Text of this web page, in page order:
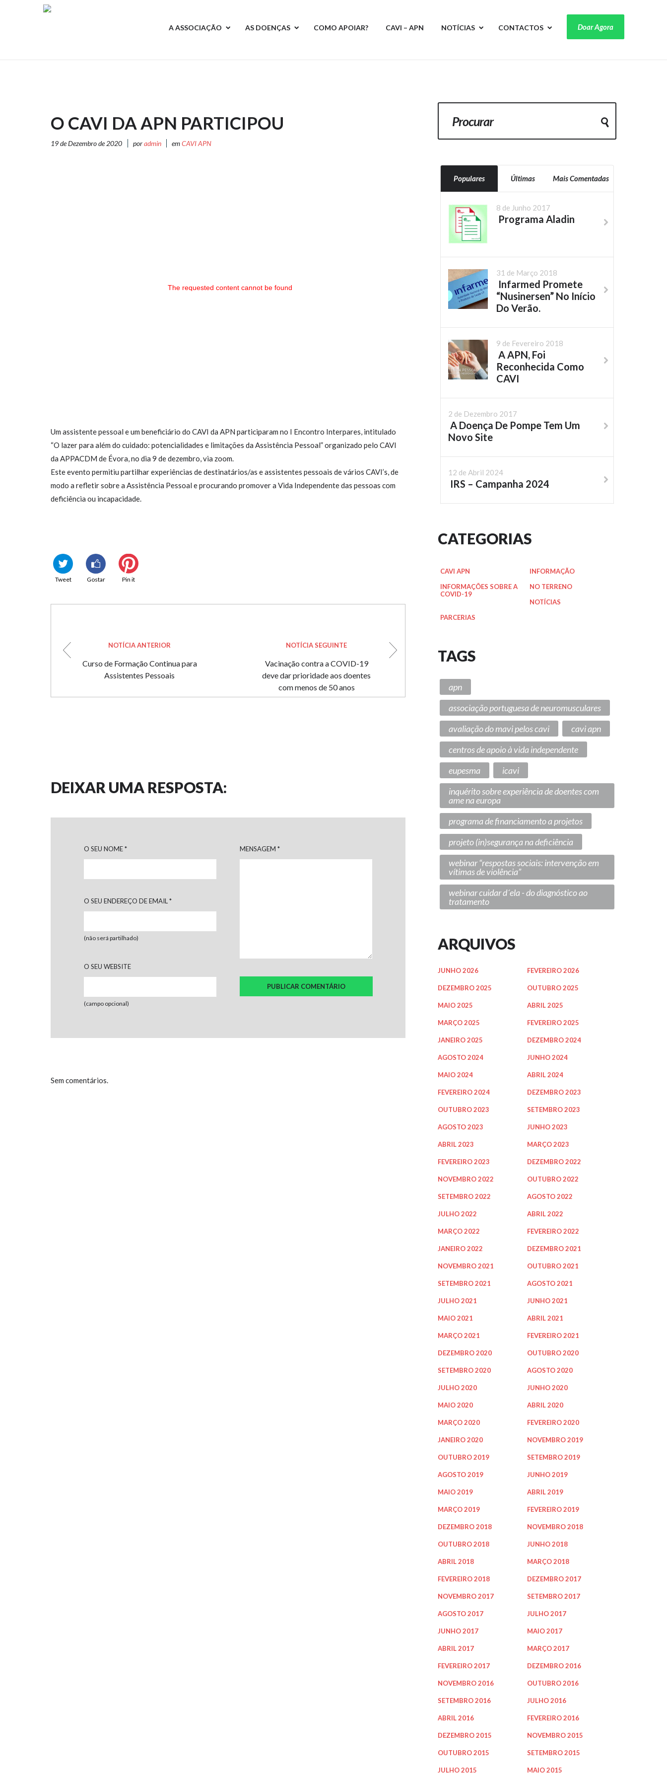
A ASSOCIAÇÃO AS DOENÇAS COMO APOIAR? CAVI – APN NOTÍCIAS CONTACTOS Doar Agora
O CAVI DA APN PARTICIPOU
19 de Dezembro de 2020 poradmin emCAVI APN
The requested content cannot be found
Um assistente pessoal e um beneficiário do CAVI da APN participaram no I Encontro Interpares, intitulado
“O lazer para além do cuidado: potencialidades e limitações da Assistência Pessoal” organizado pelo CAVI
da APPACDM de Évora, no dia 9 de dezembro, via zoom.
Este evento permitiu partilhar experiências de destinatários/as e assistentes pessoais de vários CAVI’s, de
modo a refletir sobre a Assistência Pessoal e procurando promover a Vida Independente das pessoas com
deficiência ou incapacidade.
Tweet Gostar Pin it
NOTÍCIA ANTERIOR
Curso de Formação Continua para
Assistentes Pessoais
NOTÍCIA SEGUINTE
Vacinação contra a COVID-19
deve dar prioridade aos doentes
com menos de 50 anos
DEIXAR UMA RESPOSTA:
MENSAGEM *
O SEU NOME*
O SEU ENDEREÇO DE EMAIL *
(não será partilhado)
O SEU WEBSITE
(campo opcional)
Sem comentários.
Populares Últimas Mais Comentadas
8 de Junho 2017
Programa Aladin
31 de Março 2018
Infarmed Promete
“Nusinersen” No Início
Do Verão.
9 de Fevereiro 2018
A APN, Foi
Reconhecida Como
CAVI
2 de Dezembro 2017
A Doença De Pompe Tem Um
Novo Site
12 de Abril 2024
IRS – Campanha 2024
CATEGORIAS
CAVI APN
INFORMAÇÃO
INFORMAÇÕES SOBRE A
COVID-19
NO TERRENO
NOTÍCIAS
PARCERIAS
TAGS
apn
associação portuguesa de neuromusculares
avaliação do mavi pelos cavi
cavi apn
centros de apoio à vida independente
eupesma
icavi
inquérito sobre experiência de doentes com
ame na europa
programa de financiamento a projetos
projeto (in)segurança na deficiência
webinar “respostas sociais: intervenção em
vítimas de violência”
webinar cuidar d´ela - do diagnóstico ao
tratamento
ARQUIVOS
JUNHO 2026 FEVEREIRO 2026
DEZEMBRO 2025 OUTUBRO 2025
MAIO 2025 ABRIL 2025
MARÇO 2025 FEVEREIRO 2025
JANEIRO 2025 DEZEMBRO 2024
AGOSTO 2024 JUNHO 2024
MAIO 2024 ABRIL 2024
FEVEREIRO 2024 DEZEMBRO 2023
OUTUBRO 2023 SETEMBRO 2023
AGOSTO 2023 JUNHO 2023
ABRIL 2023 MARÇO 2023
FEVEREIRO 2023 DEZEMBRO 2022
NOVEMBRO 2022 OUTUBRO 2022
SETEMBRO 2022 AGOSTO 2022
JULHO 2022 ABRIL 2022
MARÇO 2022 FEVEREIRO 2022
JANEIRO 2022 DEZEMBRO 2021
NOVEMBRO 2021 OUTUBRO 2021
SETEMBRO 2021 AGOSTO 2021
JULHO 2021 JUNHO 2021
MAIO 2021 ABRIL 2021
MARÇO 2021 FEVEREIRO 2021
DEZEMBRO 2020 OUTUBRO 2020
SETEMBRO 2020 AGOSTO 2020
JULHO 2020 JUNHO 2020
MAIO 2020 ABRIL 2020
MARÇO 2020 FEVEREIRO 2020
JANEIRO 2020 NOVEMBRO 2019
OUTUBRO 2019 SETEMBRO 2019
AGOSTO 2019 JUNHO 2019
MAIO 2019 ABRIL 2019
MARÇO 2019 FEVEREIRO 2019
DEZEMBRO 2018 NOVEMBRO 2018
OUTUBRO 2018 JUNHO 2018
ABRIL 2018 MARÇO 2018
FEVEREIRO 2018 DEZEMBRO 2017
NOVEMBRO 2017 SETEMBRO 2017
AGOSTO 2017 JULHO 2017
JUNHO 2017 MAIO 2017
ABRIL 2017 MARÇO 2017
FEVEREIRO 2017 DEZEMBRO 2016
NOVEMBRO 2016 OUTUBRO 2016
SETEMBRO 2016 JULHO 2016
ABRIL 2016 FEVEREIRO 2016
DEZEMBRO 2015 NOVEMBRO 2015
OUTUBRO 2015 SETEMBRO 2015
JULHO 2015 MAIO 2015